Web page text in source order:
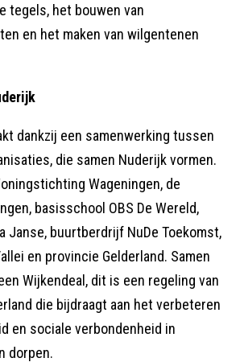
tegels, het bouwen van
en het maken van wilgentenen
dankzij een samenwerking tussen
die samen Nuderijk vormen.
Wageningen, de
basisschool OBS De Wereld,
Janse, buurtberdrijf NuDe Toekomst,
en provincie Gelderland. Samen
Wijkendeal, dit is een regeling van
die bijdraagt aan het verbeteren
en sociale verbondenheid in
dorpen.